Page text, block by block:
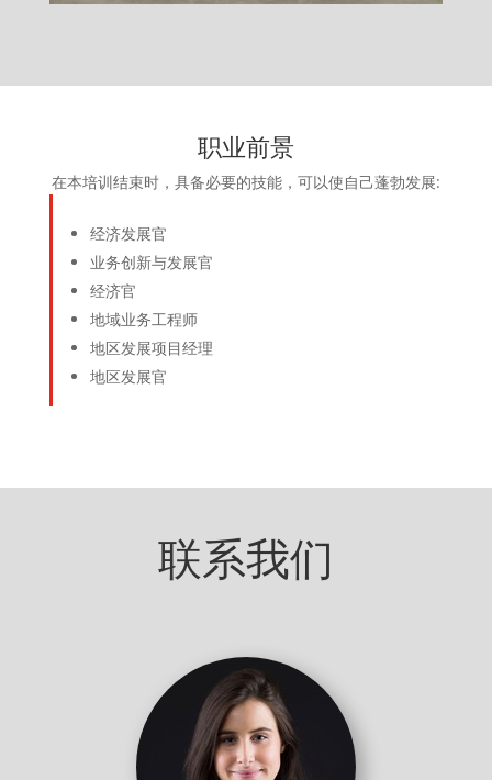
职业前景
在本培训结束时，具备必要的技能，可以使自己蓬勃发展:
经济发展官
业务创新与发展官
经济官
地域业务工程师
地区发展项目经理
地区发展官
联系我们